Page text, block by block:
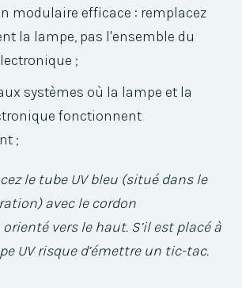
modulaire efficace : remplacez
la lampe, pas l'ensemble du
;
systèmes où la lampe et la
fonctionnent
;
le tube UV bleu (situé dans le
avec le cordon
vers le haut. S’il est placé à
UV risque d’émettre un tic-tac.